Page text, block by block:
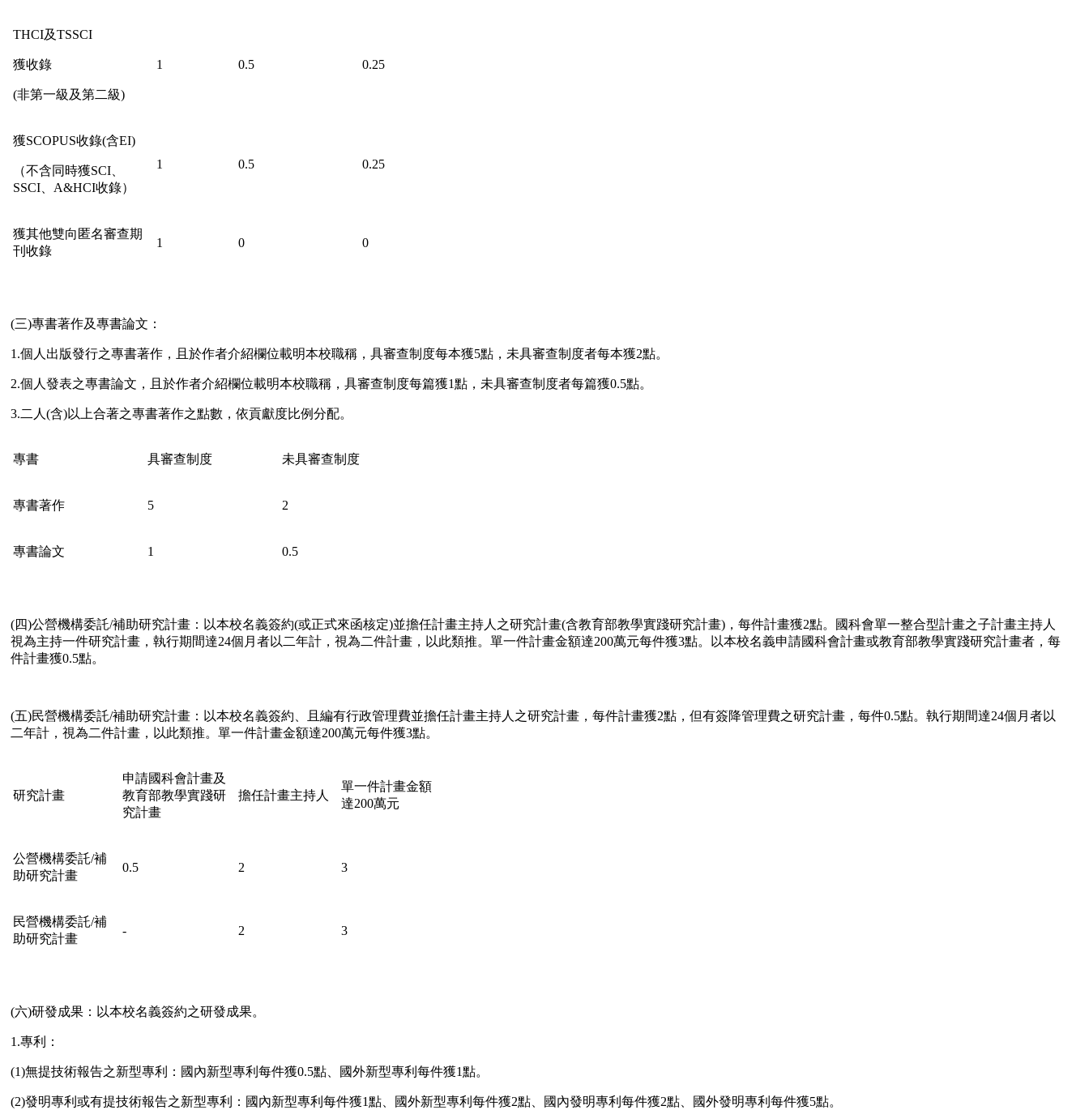
THCI及TSSCI
獲收錄
(非第一級及第二級)
1 0.5 0.25
獲SCOPUS收錄(含EI)
（不含同時獲SCI、
SSCI、A&HCI收錄）
1 0.5 0.25
獲其他雙向匿名審查期
刊收錄
1 0 0
(三)專書著作及專書論文：
1.個人出版發行之專書著作，且於作者介紹欄位載明本校職稱，具審查制度每本獲5點，未具審查制度者每本獲2點。
2.個人發表之專書論文，且於作者介紹欄位載明本校職稱，具審查制度每篇獲1點，未具審查制度者每篇獲0.5點。
3.二人(含)以上合著之專書著作之點數，依貢獻度比例分配。
專書 具審查制度 未具審查制度
專書著作 5 2
專書論文 1 0.5
(四)公營機構委託/補助研究計畫：以本校名義簽約(或正式來函核定)並擔任計畫主持人之研究計畫(含教育部教學實踐研究計畫)，每件計畫獲2點。國科會單一整合型計畫之子計畫主持人
視為主持一件研究計畫，執行期間達24個月者以二年計，視為二件計畫，以此類推。單一件計畫金額達200萬元每件獲3點。以本校名義申請國科會計畫或教育部教學實踐研究計畫者，每
件計畫獲0.5點。
(五)民營機構委託/補助研究計畫：以本校名義簽約、且編有行政管理費並擔任計畫主持人之研究計畫，每件計畫獲2點，但有簽降管理費之研究計畫，每件0.5點。執行期間達24個月者以
二年計，視為二件計畫，以此類推。單一件計畫金額達200萬元每件獲3點。
研究計畫
申請國科會計畫及
教育部教學實踐研
究計畫
擔任計畫主持人
單一件計畫金額
達200萬元
公營機構委託/補
助研究計畫
0.5 2 3
民營機構委託/補
助研究計畫
- 2 3
(六)研發成果：以本校名義簽約之研發成果。
1.專利：
(1)無提技術報告之新型專利：國內新型專利每件獲0.5點、國外新型專利每件獲1點。
(2)發明專利或有提技術報告之新型專利：國內新型專利每件獲1點、國外新型專利每件獲2點、國內發明專利每件獲2點、國外發明專利每件獲5點。